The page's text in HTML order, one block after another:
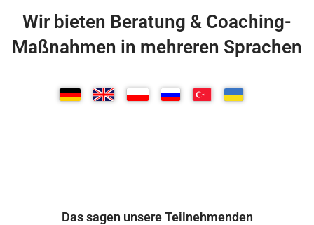
Wir bieten Beratung & Coaching-
Maßnahmen in mehreren Sprachen
Das sagen unsere Teilnehmenden